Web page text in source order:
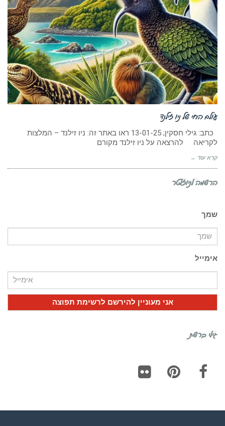
עולם החי של ניו זילנד
כתב: גילי חסקין; 13-01-25 ראו באתר זה: ניו זילנד – המלצות
לקריאה להרצאה על ניו זילנד מקורם
קרא עוד ←
הרשמה לניוזלטר
שמך
אימייל
גילי ברשת